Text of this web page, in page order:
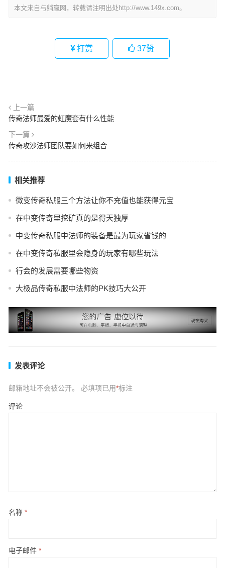
本文来自与躺赢网，转载请注明出处http://www.149x.com。
打赏 37赞
上一篇
传奇法师最爱的虹魔套有什么性能
下一篇
传奇攻沙法师团队要如何来组合
相关推荐
微变传奇私服三个方法让你不充值也能获得元宝
在中变传奇里挖矿真的是得天独厚
中变传奇私服中法师的装备是最为玩家省钱的
在中变传奇私服里会隐身的玩家有哪些玩法
行会的发展需要哪些物资
大极品传奇私服中法师的PK技巧大公开
发表评论
邮箱地址不会被公开。 必填项已用*标注
评论
名称 *
电子邮件 *